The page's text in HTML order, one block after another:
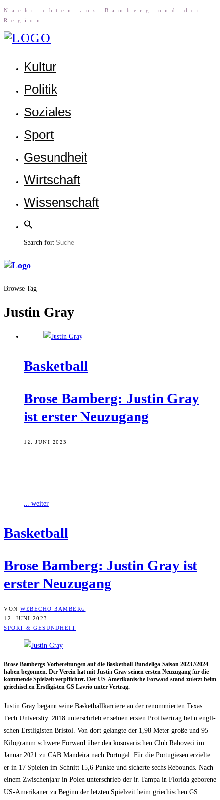
Nach­rich­ten aus Bam­berg und der
Region
Kul­tur
Poli­tik
Sozia­les
Sport
Gesund­heit
Wirt­schaft
Wis­sen­schaft
Search for:
Browse Tag
Justin Gray
Bas­ket­ball
Bro­se Bam­berg: Jus­tin Gray
ist ers­ter Neuzugang
12. JUNI 2023
... weiter
Bas­ket­ball
Bro­se Bam­berg: Jus­tin Gray ist
ers­ter Neuzugang
VON WEBECHO BAMBERG
12. JUNI 2023
SPORT & GESUNDHEIT
Bro­se Bam­bergs Vor­be­rei­tun­gen auf die Bas­ket­ball-Bun­de­li­ga-Sai­son 2023 /​/​2024
haben begon­nen. Der Ver­ein hat mit Jus­tin Gray sei­nen ers­ten Neu­zu­gang für die
kom­men­de Spiel­zeit ver­pflich­tet. Der US-Ame­ri­ka­ni­sche For­ward stand zuletzt beim
grie­chi­schen Erst­li­gis­ten GS Lavrio unter Vertrag.
Jus­tin Gray begann sei­ne Bas­ket­ball­kar­rie­re an der renom­mier­ten Texas
Tech Uni­ver­si­ty. 2018 unter­schrieb er sei­nen ers­ten Pro­fi­ver­trag beim eng­li­
schen Erst­li­gis­ten Bris­tol. Von dort gelang­te der 1,98 Meter gro­ße und 95
Kilo­gramm schwe­re For­ward über den koso­va­ri­schen Club Raho­ve­ci im
Janu­ar 2021 zu CAB Mandei­ra nach Por­tu­gal. Für die Por­tu­gie­sen erziel­te
er in 17 Spie­len im Schnitt 15,6 Punk­te und sicher­te sechs Rebounds. Nach
einem Zwi­schen­jahr in Polen unter­schrieb der in Tam­pa in Flo­ri­da gebo­re­ne
US-Ame­ri­ka­ner zu Beginn der letz­ten Spiel­zeit beim grie­chi­schen GS